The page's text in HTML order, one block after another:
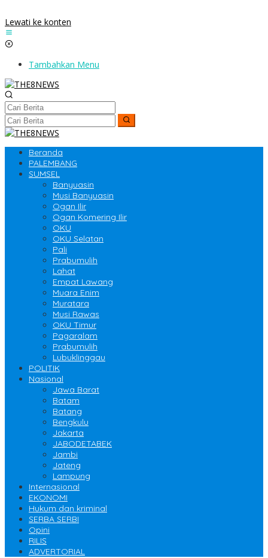
Lewati ke konten
Tambahkan Menu
Beranda
PALEMBANG
SUMSEL
Banyuasin
Musi Banyuasin
Ogan Ilir
Ogan Komering Ilir
OKU
OKU Selatan
Pali
Prabumulih
Lahat
Empat Lawang
Muara Enim
Muratara
Musi Rawas
OKU Timur
Pagaralam
Prabumulih
Lubuklinggau
POLITIK
Nasional
Jawa Barat
Batam
Batang
Bengkulu
Jakarta
JABODETABEK
Jambi
Jateng
Lampung
Internasional
EKONOMI
Hukum dan kriminal
SERBA SERBI
Opini
RILIS
ADVERTORIAL